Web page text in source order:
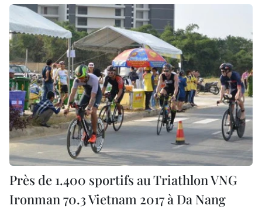
Près de 1.400 sportifs au Triathlon VNG
Ironman 70.3 Vietnam 2017 à Da Nang